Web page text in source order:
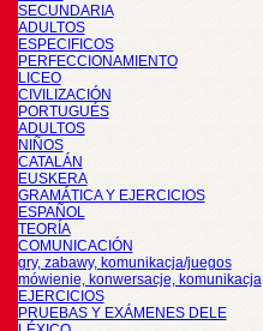
SECUNDARIA
ADULTOS
ESPECIFICOS
PERFECCIONAMIENTO
LICEO
CIVILIZACIÓN
PORTUGUÉS
ADULTOS
NIÑOS
CATALÁN
EUSKERA
GRAMÁTICA Y EJERCICIOS
ESPAÑOL
TEORÍA
COMUNICACIÓN
gry, zabawy, komunikacja/juegos
mówienie, konwersacje, komunikacja
EJERCICIOS
PRUEBAS Y EXÁMENES DELE